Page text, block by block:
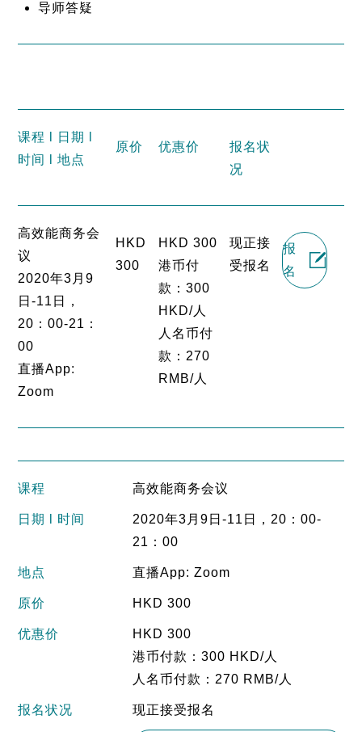
导师答疑
课程 l 日期 l
时间 l 地点
原价 优惠价
报名状
况
高效能商务会
议
2020年3月9
日-11日，
20：00-21：
00
直播App:
Zoom
HKD
300
HKD 300
港币付
款：300
HKD/人
人名币付
款：270
RMB/人
现正接
受报名
报
名
课程 高效能商务会议
日期 l 时间
2020年3月9日-11日，20：00-
21：00
地点 直播App: Zoom
原价 HKD 300
优惠价
HKD 300
港币付款：300 HKD/人
人名币付款：270 RMB/人
报名状况 现正接受报名